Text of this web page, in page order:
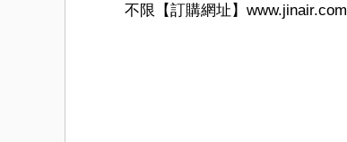
不限【訂購網址】www.jinair.com